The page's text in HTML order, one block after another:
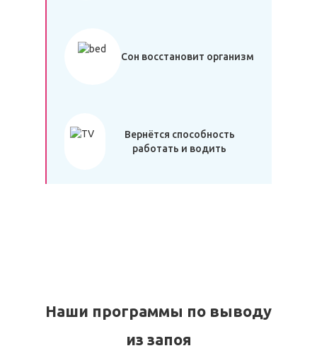
Сон восстановит организм
Вернётся способность
работать и водить
Наши программы по выводу
из запоя